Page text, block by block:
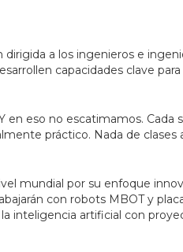
a los ingenieros e
capacidades clave
eso no escatimamos. Cada
práctico. Nada de clases
mundial por su enfoque
con robots MBOT y
inteligencia artificial con